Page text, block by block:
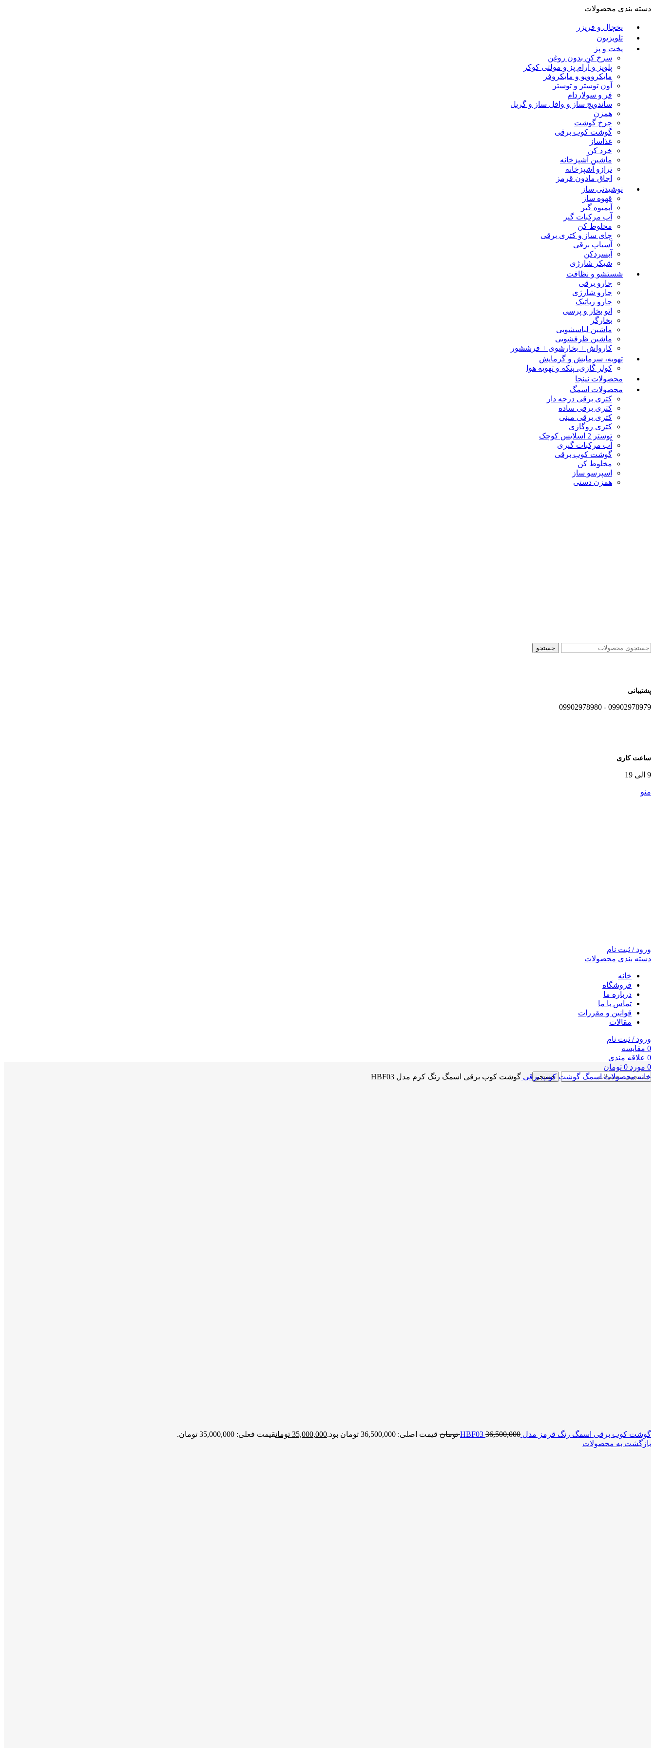
دسته بندی محصولات
یخچال و فریزر
تلویزیون
پخت و پز
سرخ کن بدون روغن
پلوپز و آرام پز و مولتی کوکر
مایکروویو و مایکروفر
آون توستر و توستر
فر و سولاردام
ساندویچ ساز و وافل ساز و گریل
همزن
چرخ گوشت
گوشت کوب برقی
غذاساز
خرد کن
ماشین آشپزخانه
ترازو آشپزخانه
اجاق مادون قرمز
نوشیدنی ساز
قهوه ساز
آبمیوه گیر
آب مرکبات گیر
مخلوط کن
چای ساز و کتری برقی
آسیاب برقی
آبسردکن
شیکر شارژی
شستشو و نظافت
جارو برقی
جارو شارژی
جارو رباتیک
اتو بخار و پرسی
بخارگر
ماشین لباسشویی
ماشین ظرفشویی
کارواش + بخارشوی + فرششور
تهویه، سرمایش و گرمایش
کولر گازی، پنکه و تهویه هوا
محصولات نینجا
محصولات اسمگ
کتری برقی درجه دار
کتری برقی ساده
کتری برقی مینی
کتری روگازی
توستر 2 اسلایس کوچک
آب مرکبات گیری
گوشت کوب برقی
مخلوط کن
اسپرسو ساز
همزن دستی
جستجو
پشتیبانی
09902978979 - 09902978980
ساعت کاری
9 الی 19
منو
ورود / ثبت نام
دسته بندی محصولات
خانه
فروشگاه
درباره ما
تماس با ما
قوانین و مقررات
مقالات
ورود / ثبت نام
0 مقايسه
0 علاقه مندی
0 مورد 0 تومان
جستجو خانهمحصولات اسمگ گوشت کوب برقی گوشت کوب برقی اسمگ رنگ کرم مدل HBF03
گوشت کوب برقی اسمگ رنگ قرمز مدل HBF03 36,500,000 تومان قیمت اصلی: 36,500,000 تومان بود. 35,000,000 تومانقیمت فعلی: 35,000,000 تومان.
بازگشت به محصولات